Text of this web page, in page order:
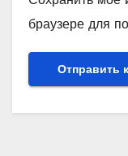
браузере для